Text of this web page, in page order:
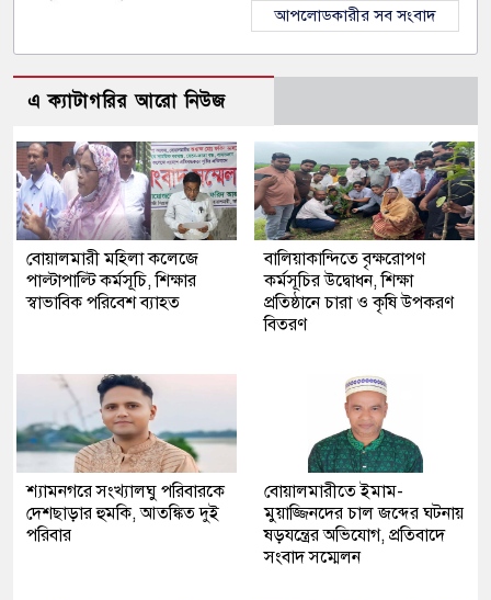
আপলোডকারীর সব সংবাদ
এ ক্যাটাগরির আরো নিউজ
বোয়ালমারী মহিলা কলেজে
পাল্টাপাল্টি কর্মসূচি, শিক্ষার
স্বাভাবিক পরিবেশ ব্যাহত
বালিয়াকান্দিতে বৃক্ষরোপণ
কর্মসূচির উদ্বোধন, শিক্ষা
প্রতিষ্ঠানে চারা ও কৃষি উপকরণ
বিতরণ
শ্যামনগরে সংখ্যালঘু পরিবারকে
দেশছাড়ার হুমকি, আতঙ্কিত দুই
পরিবার
বোয়ালমারীতে ইমাম-
মুয়াজ্জিনদের চাল জব্দের ঘটনায়
ষড়যন্ত্রের অভিযোগ, প্রতিবাদে
সংবাদ সম্মেলন